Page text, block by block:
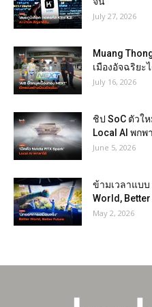
July 27, 2026
Muang
เมืองอัจฉริยะ
July 16, 2026
ชิป SoC ตัวใ
Local AI พกพ
June 5, 2026
ข้ามเวลาแบบ
World,
May 2, 2026